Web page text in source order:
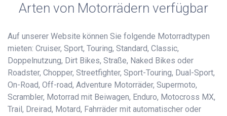
Arten von Motorrädern verfügbar
Auf unserer Website können Sie folgende Motorradtypen
mieten: Cruiser, Sport, Touring, Standard, Classic,
Doppelnutzung, Dirt Bikes, Straße, Naked Bikes oder
Roadster, Chopper, Streetfighter, Sport-Touring, Dual-Sport,
On-Road, Off-road, Adventure Motorräder, Supermoto,
Scrambler, Motorrad mit Beiwagen, Enduro, Motocross MX,
Trail, Dreirad, Motard, Fahrräder mit automatischer oder